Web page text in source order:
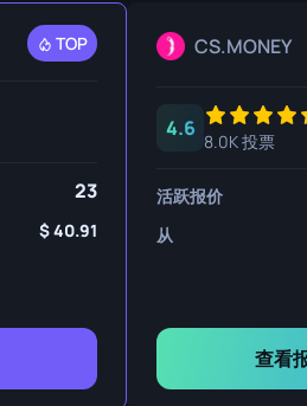
TOP
23
40.91
CS.MONEY
4.6
8.0K 投票
活跃报价
从
查看